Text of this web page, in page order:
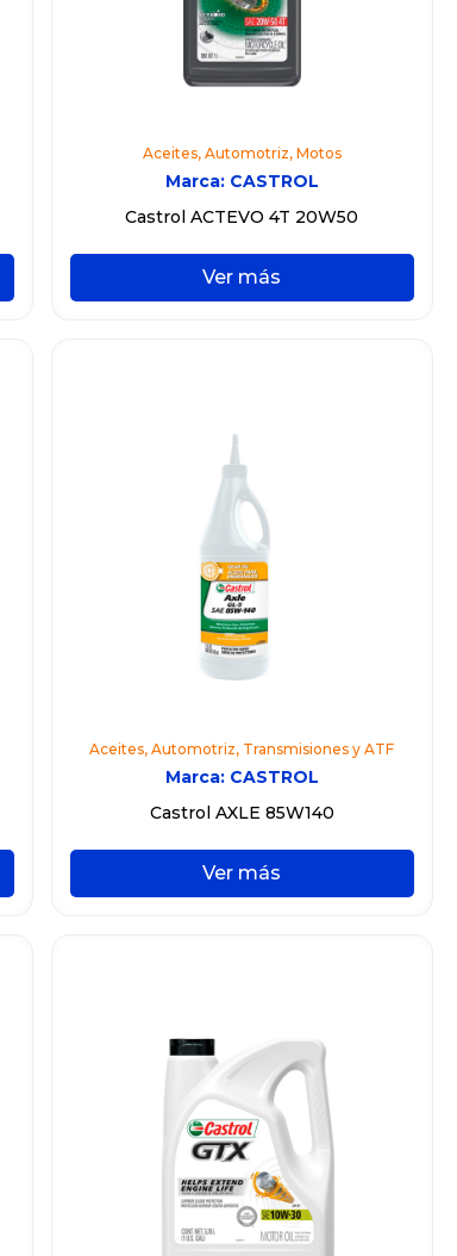
Aceites, Automotriz, Motos
Marca: CASTROL
Castrol ACTEVO 4T 20W50
Ver más
Aceites,Automotriz, Transmisiones y ATF
Marca: CASTROL
Castrol AXLE 85W140
Ver más